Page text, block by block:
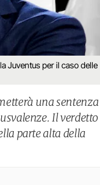
Juventus per il caso delle
una sentenza
Il verdetto
parte alta della